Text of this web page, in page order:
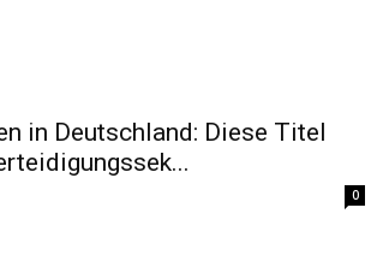
in Deutschland: Diese Titel
0